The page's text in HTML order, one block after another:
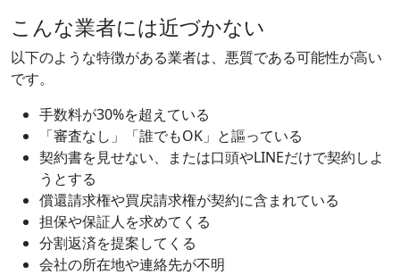
こんな業者には近づかない
以下のような特徴がある業者は、悪質である可能性が高い
です。
手数料が30%を超えている
「審査なし」「誰でもOK」と謳っている
契約書を見せない、または口頭やLINEだけで契約しよ
うとする
償還請求権や買戻請求権が契約に含まれている
担保や保証人を求めてくる
分割返済を提案してくる
会社の所在地や連絡先が不明